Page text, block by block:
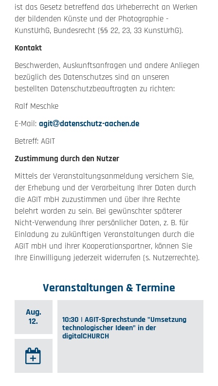
ist das Gesetz betreffend das Urheberrecht an Werken
der bildenden Künste und der Photographie -
KunstUrhG, Bundesrecht (§§ 22, 23, 33 KunstUrhG).
Kontakt
Beschwerden, Auskunftsanfragen und andere Anliegen
bezüglich des Datenschutzes sind an unseren
bestellten Datenschutzbeauftragten zu richten:
Ralf Meschke
E-Mail: agit
datenschutz-aachen.de
Betreff: AGIT
Zustimmung durch den Nutzer
Mittels der Veranstaltungsanmeldung versichern Sie,
der Erhebung und der Verarbeitung Ihrer Daten durch
die AGIT mbH zuzustimmen und über Ihre Rechte
belehrt worden zu sein. Bei gewünschter späterer
Nicht-Verwendung Ihrer persönlicher Daten, z. B. für
Einladung zu zukünftigen Veranstaltungen durch die
AGIT mbH und ihrer Kooperationspartner, können Sie
Ihre Einwilligung jederzeit widerrufen (s. Nutzerrechte).
Veranstaltungen & Termine
Aug.
12.
10:30 | AGIT-Sprechstunde "Umsetzung
technologischer Ideen" in der
digitalCHURCH